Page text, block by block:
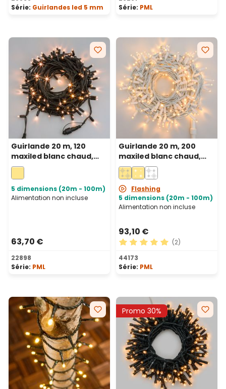
Série: Guirlandes led 5 mm
Série: PML
Guirlande 20 m, 120
maxiled blanc chaud,
câble vert,
prolongeable, IP67
5 dimensions (20m - 100m)
Alimentation non incluse
63,70 €
22898
Série: PML
Guirlande 20 m, 200
maxiled blanc chaud,
câble blanc,
prolongeable, IP67
Flashing
5 dimensions (20m - 100m)
Alimentation non incluse
93,10 €
Note moyenne de 5 sur 5
(2)
44173
Série: PML
Promo 30%